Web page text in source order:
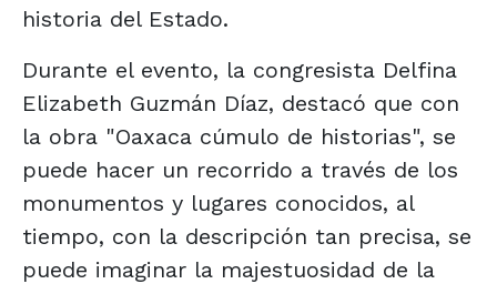
historia del Estado.
Durante el evento, la congresista Delfina
Elizabeth Guzmán Díaz, destacó que con
la obra "Oaxaca cúmulo de historias", se
puede hacer un recorrido a través de los
monumentos y lugares conocidos, al
tiempo, con la descripción tan precisa, se
puede imaginar la majestuosidad de la